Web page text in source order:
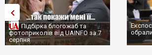
Підбірка блогожаб та
фотоприколів від UAINFO за 7
серпня